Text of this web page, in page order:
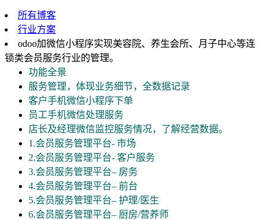
所有博客
行业方案
odoo加微信小程序实现美容院、养生会所、月子中心等连
锁类会员服务行业的管理。
功能全景
服务管理，体现业务细节，全数据记录
客户手机微信小程序下单
员工手机微信处理服务
店长及经理微信监控服务情况，了解经营数据。
1.会员服务管理平台- 市场
2.会员服务管理平台- 客户服务
3.会员服务管理平台– 房务
4.会员服务管理平台– 前台
5.会员服务管理平台– 护理/医生
6.会员服务管理平台– 厨房/营养师